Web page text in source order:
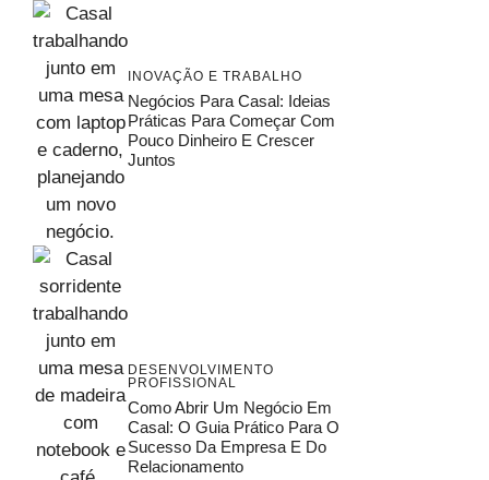
INOVAÇÃO E TRABALHO
Negócios Para Casal: Ideias
Práticas Para Começar Com
Pouco Dinheiro E Crescer
Juntos
DESENVOLVIMENTO
PROFISSIONAL
Como Abrir Um Negócio Em
Casal: O Guia Prático Para O
Sucesso Da Empresa E Do
Relacionamento